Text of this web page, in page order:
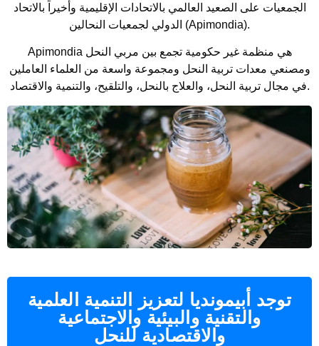
الجمعيات على الصعيد العالمي بالاتحادات الإقليمية وأخيراً بالاتحاد
الدولي لجمعيات النحالين (Apimondia).
Apimondia هي منظمة غير حكومية تجمع بين مربي النحل
ومصنعي معدات تربية النحل ومجموعة واسعة من العلماء العاملين
في مجال تربية النحل، والعلاج بالنحل، والتلقيح، والتنمية والاقتصاد.
توجد أبيمونديا لتعزيز التنمية العلمية
والتقنية والبيئية والاجتماعية
والاقتصادية للنحل